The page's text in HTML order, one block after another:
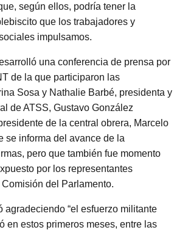
según ellos, podría tener la
que los trabajadores y
impulsamos.
una conferencia de prensa por
de la que participaron las
Sosa y Nathalie Barbé, presidenta y
de ATSS, Gustavo González
de la central obrera, Marcelo
se informa del avance de la
pero que también fue momento
por los representantes
del Parlamento.
agradeciendo “el esfuerzo militante
en estos primeros meses, entre las